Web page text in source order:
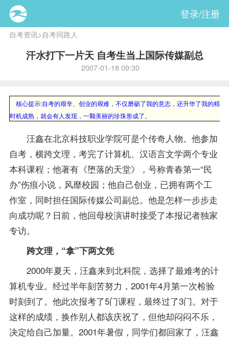
登录/注册
自考资讯>自考同路人
汗水打下一片天 自考生当上国际传媒副总
2007-01-18 09:30
核心提示:自考的艰辛、创业的艰难，不仅磨砺了我的意志，还升华了我的精
时机成熟，就会有人发现，一颗美丽的珍珠形成了。
汪鑫在北京科技职业学院可是个传奇人物。他参加
自考，横跨文理，考完了计算机、汉语言文学两个专业
本科课程 ；他著有《堕落的天堂》，号称青春第一“民
办”伤痕小说，风靡校园；他自己创业，已拥有两个工
作室，同时担任国际传媒公司副总。他是怎样一步步走
向成功呢？日前，他回母校演讲时接受了本报记者独家
专访。
跨文理，“拿”下两文凭
2000年夏天，汪鑫来到北科院，选择了最难考的计
算机专业。经过半年刻苦努力，2001年4月第一次检验
时刻到了。他此次报考了5门课程，最终过了3门。对于
这样的成绩，换作别人都该庆祝了，但他却闷闷不乐，
决定给自己加量。2001年暑假，同学们都回家了，汪鑫